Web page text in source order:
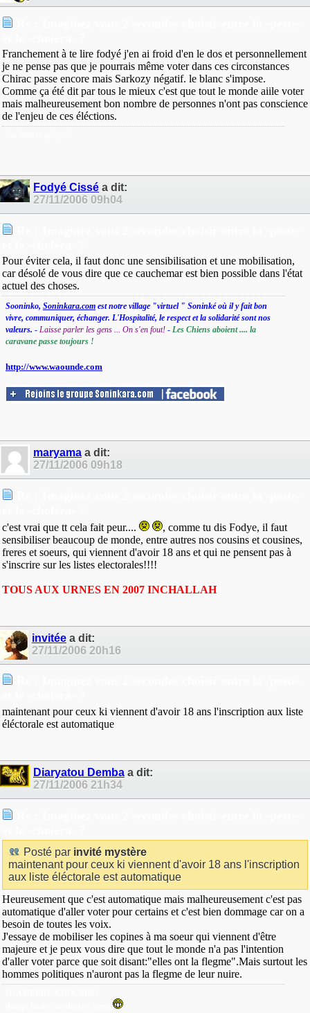
Franchement à te lire fodyé j'en ai froid d'en le dos et personnellement
je ne pense pas que je pourrais même voter dans ces circonstances
Chirac passe encore mais Sarkozy négatif. le blanc s'impose.
Comme ça été dit par tous le mieux c'est que tout le monde aiile voter
mais malheureusement bon nombre de personnes n'ont pas conscience
de l'enjeu de ces éléctions.
Fodyé Cissé a dit:
27/11/2006 09h04
Pour éviter cela, il faut donc une sensibilisation et une mobilisation,
car désolé de vous dire que ce cauchemar est bien possible dans l'état
actuel des choses.
Sooninko, Soninkara.com est notre village "virtuel " Soninké où il y fait bon
vivre, communiquer, échanger. L'Hospitalité, le respect et la solidarité sont nos
valeurs. - Laisse parler les gens ... On s'en fout! - Les Chiens aboient .... la
caravane passe toujours !
http://www.waounde.com
maryama a dit:
27/11/2006 09h18
c'est vrai que tt cela fait peur....
, comme tu dis Fodye, il faut
sensibiliser beaucoup de monde, entre autres nos cousins et cousines,
freres et soeurs, qui viennent d'avoir 18 ans et qui ne pensent pas à
s'inscrire sur les listes electorales!!!!
TOUS AUX URNES EN 2007 INCHALLAH
invitéea dit:
27/11/2006 20h16
maintenant pour ceux ki viennent d'avoir 18 ans l'inscription aux liste
éléctorale est automatique
Diaryatou Demba a dit:
27/11/2006 21h34
Posté par invité mystère
maintenant pour ceux ki viennent d'avoir 18 ans l'inscription
aux liste éléctorale est automatique
Heureusement que c'est automatique mais malheureusement c'est pas
automatique d'aller voter pour certains et c'est bien dommage car on a
besoin de toutes les voix.
J'essaye de mobiliser les copines à ma soeur qui viennent d'être
majeure et je peux vous dire que tout le monde n'a pas l'intention
d'aller voter parce que soit disant:"elles ont la flegme".Mais surtout les
hommes politiques n'auront pas la flegme de leur nuire.